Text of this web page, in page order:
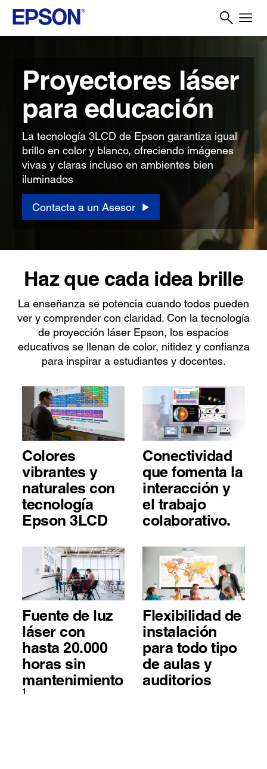
Proyectores láser
para educación
La tecnología 3LCD de Epson garantiza igual
brillo en color y blanco, ofreciendo imágenes
vivas y claras incluso en ambientes bien
iluminados
Contacta a un Asesor
Haz que cada idea brille
La enseñanza se potencia cuando todos pueden
ver y comprender con claridad. Con la tecnología
de proyección láser Epson, los espacios
educativos se llenan de color, nitidez y confianza
para inspirar a estudiantes y docentes.
Colores
vibrantes y
naturales con
tecnología
Epson 3LCD
Conectividad
que fomenta la
interacción y
el trabajo
colaborativo.
Fuente de luz
láser con
hasta 20.000
horas sin
mantenimiento
1
Flexibilidad de
instalación
para todo tipo
de aulas y
auditorios